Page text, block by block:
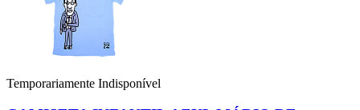
Temporariamente Indisponível